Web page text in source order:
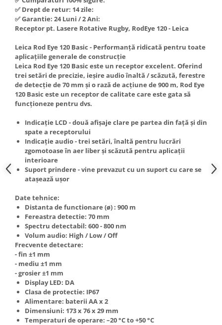
Nivela de masurat
Pistoale de impact electrice si
Pistoale de vopsit
Prelungitoare
Polizoare electrice de banc si
unghiulare
Redresoare auto - roboti de
pornire
Suflante cu aer cald
Scari metalice
Strungurii
Scule cu acumulator
Scule pentru electricieni
Truse de scule
Truse de lipit PPR
Ventuze cu brate pentru transport
Vibratoare beton
Hote Telescopice
Hote Traditionale
Hote Incorporabile
Hote Country
Hote Insula
Hote Cupolare
Accesorii, consumabile hote
Masini de tocat carne
Masini de spalat vase
Masini de spalat vase incorporabile
Masini de spalat vase
independente
Masini de spalat rufe
Masini de spalat rufe frontale
Masini de spalat rufe verticale
Masini de spalat rufe incorporabile
Masini de spalat rufe cu uscator
Uscatoare de rufe
Masini de facut paine
Pachete electrocasnice
incorporabile
Seturi oale
SANDWICH MAKER
✅ Drept de retur: 14 zile:
✅ Garantie: 24 Luni / 2 Ani:
Receptor pt. Lasere Rotative Rugby, RodEye 120 - Leica
Leica Rod Eye 120 Basic - Performanță ridicată pentru toate
aplicațiile generale de construcție
Leica Rod Eye 120 Basic este un receptor excelent. Oferind
trei setări de precizie, ieșire audio înaltă / scăzută, ferestre
de detecție de 70 mm și o rază de acțiune de 900 m, Rod Eye
120 Basic este un receptor de calitate care este gata să
funcționeze pentru dvs.
Indicație LCD - două afișaje clare pe partea din față și din
spate a receptorului
Indicație audio - trei setări, înaltă pentru lucrări
zgomotoase în aer liber și scăzută pentru aplicații
interioare
Suport prindere - vine prevazut cu un suport cu care se
atașează ușor
Date tehnice:
Distanta de functionare (ø) : 900 m
Fereastra detectie: 70 mm
Spectru detectabil: 600 - 800 nm
Volum audio: High / Low / Off
Frecvente detectare:
- fin ±1 mm
- mediu ±1 mm
- grosier ±1 mm
Display LED: DA
Clasa de protectie: IP67
Alimentare: baterii AA x 2
Dimensiuni: 173 x 76 x 29 mm
Temperaturi de operare: –20 °C to +50 °C